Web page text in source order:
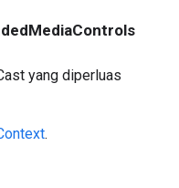
yang diperluas
.